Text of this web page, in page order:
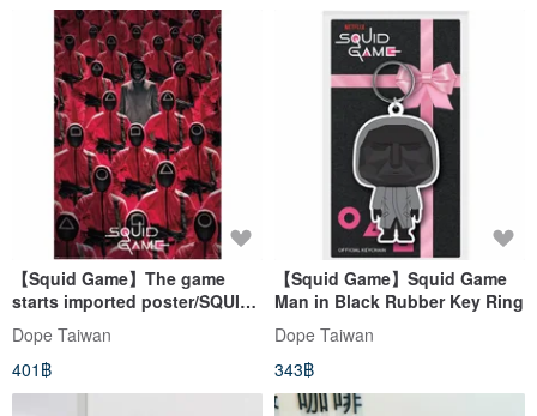
【Squid Game】The game
starts imported poster/SQUID
GAME
Dope Taiwan
401฿
【Squid Game】Squid Game
Man in Black Rubber Key Ring
Dope Taiwan
343฿